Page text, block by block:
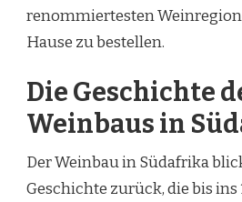
renommiertesten
Hause zu bestellen.
Die Geschichte
Weinbaus in
Der Weinbau in Südafrika
Geschichte zurück, die bis ins